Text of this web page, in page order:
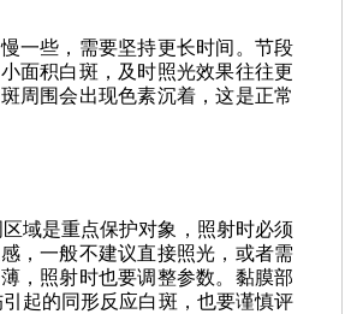
一些，需要坚持更长时间。节段
面积白斑，及时照光效果往往更
周围会出现色素沉着，这是正常
域是重点保护对象，照射时必须
，一般不建议直接照光，或者需
，照射时也要调整参数。黏膜部
起的同形反应白斑，也要谨慎评